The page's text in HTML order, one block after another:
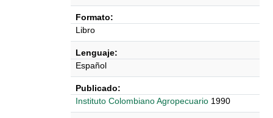
Formato:
Libro
Lenguaje:
Español
Publicado:
Instituto Colombiano Agropecuario 1990